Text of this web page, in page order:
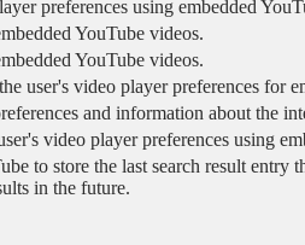
preferences using embedded
YouTube videos.
YouTube videos.
user's video player preferences for
and information about the
video player preferences using
store the last search result entry
in the future.